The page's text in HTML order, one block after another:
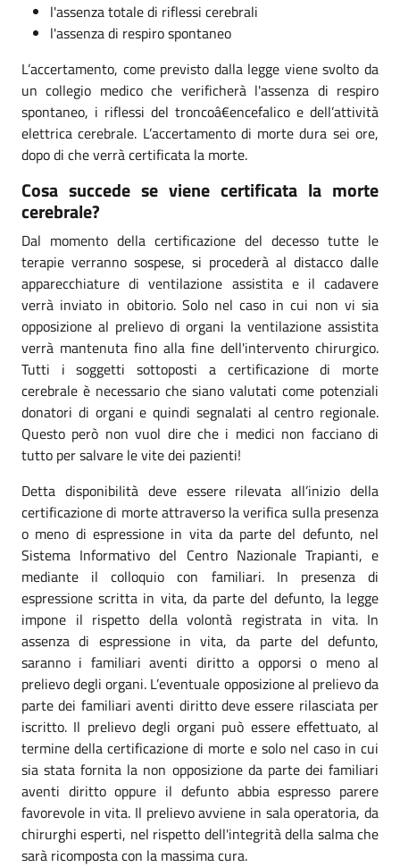
l'assenza totale di riflessi cerebrali
l'assenza di respiro spontaneo
L’accertamento, come previsto dalla legge viene svolto da
un collegio medico che verificherà l'assenza di respiro
spontaneo, i riflessi del troncoâ€encefalico e dell’attività
elettrica cerebrale. L’accertamento di morte dura sei ore,
dopo di che verrà certificata la morte.
Cosa succede se viene certificata la morte
cerebrale?
Dal momento della certificazione del decesso tutte le
terapie verranno sospese, si procederà al distacco dalle
apparecchiature di ventilazione assistita e il cadavere
verrà inviato in obitorio. Solo nel caso in cui non vi sia
opposizione al prelievo di organi la ventilazione assistita
verrà mantenuta fino alla fine dell'intervento chirurgico.
Tutti i soggetti sottoposti a certificazione di morte
cerebrale è necessario che siano valutati come potenziali
donatori di organi e quindi segnalati al centro regionale.
Questo però non vuol dire che i medici non facciano di
tutto per salvare le vite dei pazienti!
Detta disponibilità deve essere rilevata all’inizio della
certificazione di morte attraverso la verifica sulla presenza
o meno di espressione in vita da parte del defunto, nel
Sistema Informativo del Centro Nazionale Trapianti, e
mediante il colloquio con familiari. In presenza di
espressione scritta in vita, da parte del defunto, la legge
impone il rispetto della volontà registrata in vita. In
assenza di espressione in vita, da parte del defunto,
saranno i familiari aventi diritto a opporsi o meno al
prelievo degli organi. L’eventuale opposizione al prelievo da
parte dei familiari aventi diritto deve essere rilasciata per
iscritto. Il prelievo degli organi può essere effettuato, al
termine della certificazione di morte e solo nel caso in cui
sia stata fornita la non opposizione da parte dei familiari
aventi diritto oppure il defunto abbia espresso parere
favorevole in vita. Il prelievo avviene in sala operatoria, da
chirurghi esperti, nel rispetto dell'integrità della salma che
sarà ricomposta con la massima cura.